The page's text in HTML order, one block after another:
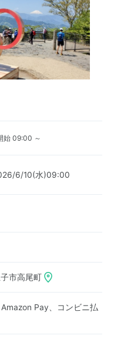
始 09:00 ～
6/10(水)09:00
市高尾町
Pay、コンビニ払